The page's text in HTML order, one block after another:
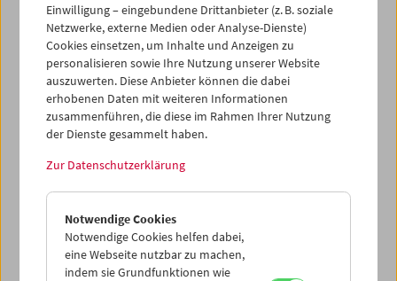
Ticketkorb Kauf
Leer
Ticketkorb Reservierung
Einwilligung – eingebundene Drittanbieter (z. B. soziale
Netzwerke, externe Medien oder Analyse-Dienste)
Cookies einsetzen, um Inhalte und Anzeigen zu
personalisieren sowie Ihre Nutzung unserer Website
auszuwerten. Diese Anbieter können die dabei
erhobenen Daten mit weiteren Informationen
zusammenführen, die diese im Rahmen Ihrer Nutzung
der Dienste gesammelt haben.
Zur Datenschutzerklärung
Notwendige Cookies
Notwendige Cookies helfen dabei,
eine Webseite nutzbar zu machen,
indem sie Grundfunktionen wie